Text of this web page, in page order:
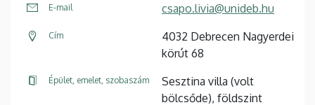
E-mail csapo.livia@unideb.hu
Cím
4032 Debrecen Nagyerdei
körút 68
Épület, emelet, szobaszám
Sesztina villa (volt
bölcsőde), földszint